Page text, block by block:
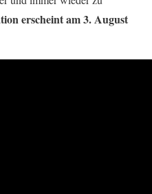
erscheint am 3. August